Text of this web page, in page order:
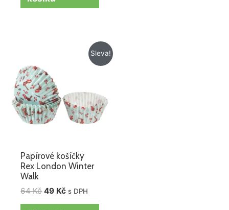
Sleva!
Papírové košíčky
Rex London Winter
Walk
64Kč
byla:
64 Kč.
49 Kč
Aktuální
s DPH